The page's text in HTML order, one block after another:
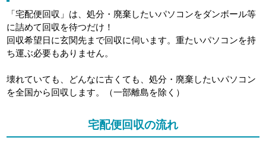
「宅配便回収」は、処分・廃棄したいパソコンをダンボール等
に詰めて回収を待つだけ！
回収希望日に玄関先まで回収に伺います。重たいパソコンを持
ち運ぶ必要もありません。
壊れていても、どんなに古くても、処分・廃棄したいパソコン
を全国から回収します。（一部離島を除く）
宅配便回収の流れ